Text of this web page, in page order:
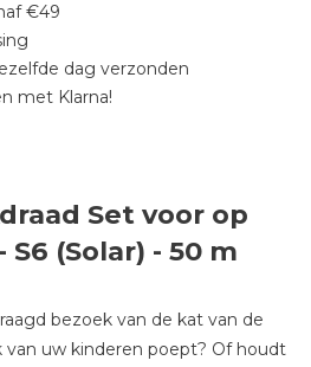
€49
dag verzonden
met Klarna!
Set voor op
(Solar) - 50 m
bezoek van de kat van de
van uw kinderen poept? Of houdt